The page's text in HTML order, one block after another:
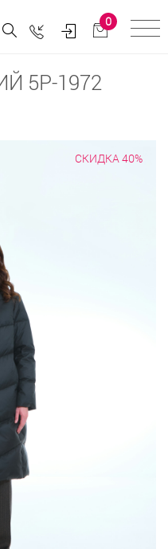
0
5P-1972
СКИДКА 40%